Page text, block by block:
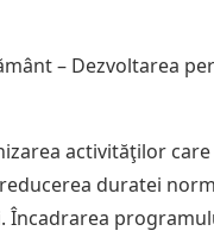
– Dezvoltarea
activităţilor
duratei
Încadrarea